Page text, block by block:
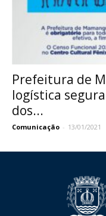
Prefeitura de
logística
dos...
Comunicação - 13/01/2021